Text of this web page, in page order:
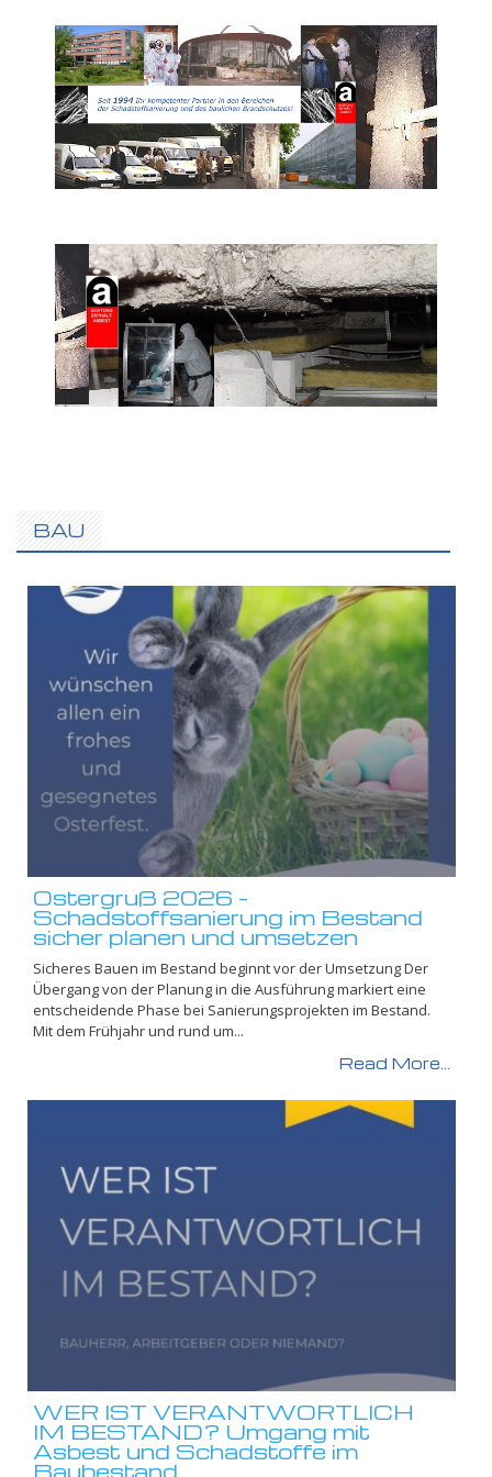
BAU
Ostergruß 2026 –
Schadstoffsanierung im Bestand
sicher planen und umsetzen
Sicheres Bauen im Bestand beginnt vor der Umsetzung Der
Übergang von der Planung in die Ausführung markiert eine
entscheidende Phase bei Sanierungsprojekten im Bestand.
Mit dem Frühjahr und rund um...
Read More...
WER IST VERANTWORTLICH
IM BESTAND? Umgang mit
Asbest und Schadstoffe im
Baubestand.